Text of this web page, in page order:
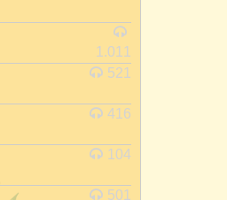
1.011
521
416
104
501